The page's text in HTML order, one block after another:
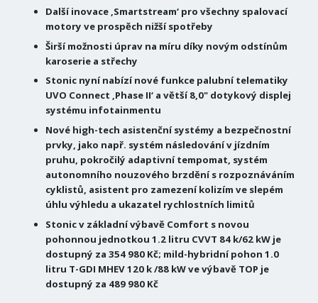
Další inovace ‚Smartstream‘ pro všechny spalovací
motory ve prospěch nižší spotřeby
Širší možnosti úprav na míru díky novým odstínům
karoserie a střechy
Stonic nyní nabízí nové funkce palubní telematiky
UVO Connect ‚Phase II‘ a větší 8,0" dotykový displej
systému infotainmentu
Nové high-tech asistenční systémy a bezpečnostní
prvky, jako např. systém následování v jízdním
pruhu, pokročilý adaptivní tempomat, systém
autonomního nouzového brzdění s rozpoznáváním
cyklistů, asistent pro zamezení kolizím ve slepém
úhlu výhledu a ukazatel rychlostních limitů
Stonic v základní výbavě Comfort s novou
pohonnou jednotkou 1.2 litru CVVT 84 k/62 kW je
dostupný za 354 980 Kč; mild-hybridní pohon 1.0
litru T-GDI MHEV 120 k /88 kW ve výbavě TOP je
dostupný za 489 980 Kč